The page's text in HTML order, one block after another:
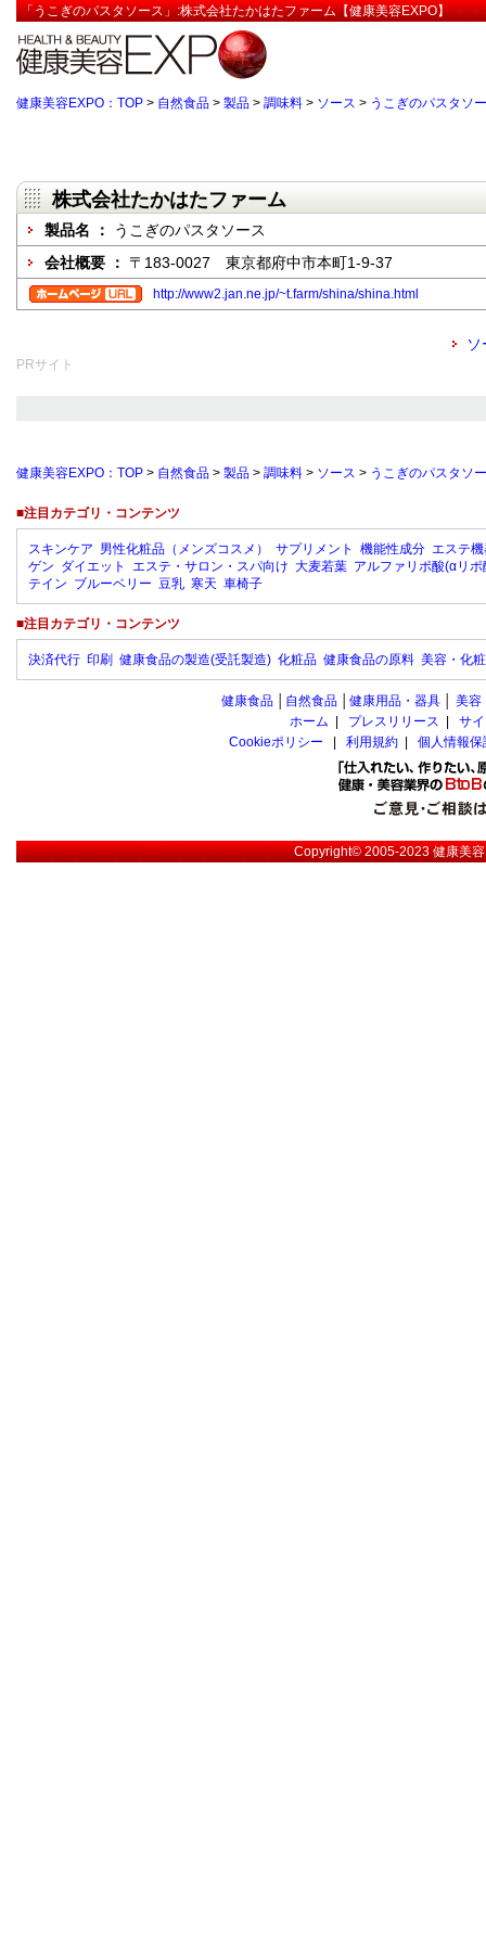
「うこぎのパスタソース」:株式会社たかはたファーム【健康美容EXPO】
健康美容EXPO：TOP > 自然食品 > 製品 > 調味料 > ソース > うこぎのパスタソ
株式会社たかはたファーム
製品名 ：
うこぎのパスタソース
会社概要 ： 〒183-0027 東京都府中市本町1-9-37
http://www2.jan.ne.jp/~t.farm/shina/shina.html
PRサイト
健康美容EXPO：TOP > 自然食品 > 製品 > 調味料 > ソース > うこぎのパスタソ
■注目カテゴリ・コンテンツ
スキンケア 男性化粧品（メンズコスメ） サプリメント 機能性成分 エステ
ゲン ダイエット エステ・サロン・スパ向け 大麦若葉 アルファリポ酸(αリポ
テイン ブルーベリー 豆乳 寒天 車椅子
■注目カテゴリ・コンテンツ
決済代行 印刷 健康食品の製造(受託製造) 化粧品 健康食品の原料 美容・化
健康食品 自然食品 健康用品・器具 美容
ホーム
プレスリリース
サ
Cookieポリシー
利用規約 個人情報
Copyright© 2005-2023健康美